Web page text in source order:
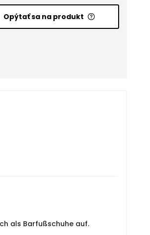
Opýtať sa na produkt
als Barfußschuhe auf.